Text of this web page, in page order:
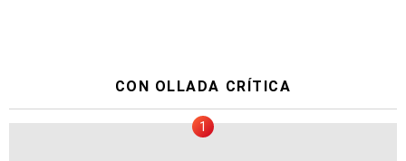
CON OLLADA CRÍTICA